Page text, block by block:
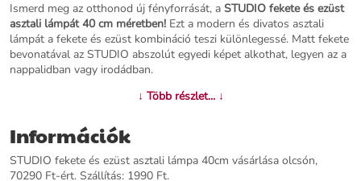
Ismerd meg az otthonod új fényforrását, a STUDIO fekete és ezüst
asztali lámpát 40 cm méretben! Ezt a modern és divatos asztali
lámpát a fekete és ezüst kombináció teszi különlegessé. Matt fekete
bevonatával az STUDIO abszolút egyedi képet alkothat, legyen az a
nappalidban vagy irodádban.
Név:STUDIO fekete és ezüst asztali lámpa 40cm
Ár:60190 Ft
Márka: Invicta (egyszer említve)
↓ Több részlet... ↓
Információk
STUDIO fekete és ezüst asztali lámpa 40cm vásárlása olcsón,
70290 Ft-ért. Szállítás: 1990 Ft.